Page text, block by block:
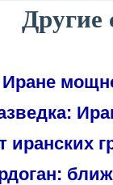
Другие
иранских